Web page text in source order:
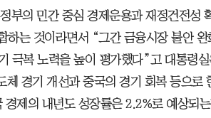
부의 민간 중심 경제운용과 재정건전성
하는 것이라면서 “그간 금융시장 불안
극복 노력을 높이 평가했다”고 대통령실
체 경기 개선과 중국의 경기 회복 등으로
제의 내년도 성장률은 2.2%로 예상되